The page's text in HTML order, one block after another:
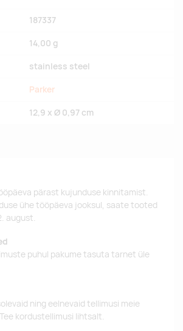
187337
14,00 g
stainless steel
Parker
12,9 x Ø 0,97 cm
pärast kujunduse kinnitamist.
ühe tööpäeva jooksul, saate tooted
august.
puhul pakume tasuta tarnet üle
ning eelnevaid tellimusi meie
kordustellimusi lihtsalt.